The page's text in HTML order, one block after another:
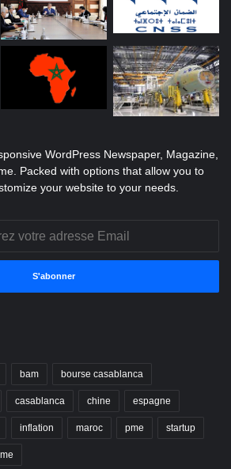
WordPress Newspaper, Magazine,
Packed with options that allow you to
your website to your needs.
bam bourse casablanca
casablanca chine espagne
inflation maroc pme startup